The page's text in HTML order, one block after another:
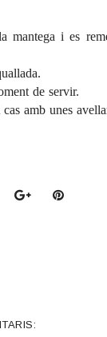
mantega i es
de servir.
amb unes